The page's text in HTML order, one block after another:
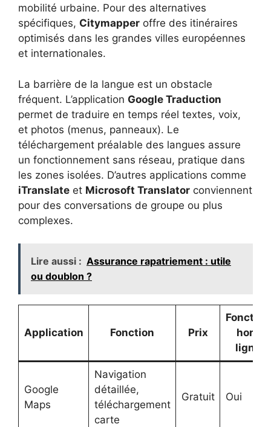
mobilité urbaine. Pour des alternatives
spécifiques, Citymapper offre des itinéraires
optimisés dans les grandes villes européennes
et internationales.
La barrière de la langue est un obstacle
fréquent. L’application Google Traduction
permet de traduire en temps réel textes, voix,
et photos (menus, panneaux). Le
téléchargement préalable des langues assure
un fonctionnement sans réseau, pratique dans
les zones isolées. D’autres applications comme
iTranslate et Microsoft Translator conviennent
pour des conversations de groupe ou plus
complexes.
Lire aussi : Assurance rapatriement : utile
ou doublon ?
Application Fonction Prix
Fonction
hors
ligne
Google
Maps
Navigation
détaillée,
téléchargement
carte
Gratuit Oui